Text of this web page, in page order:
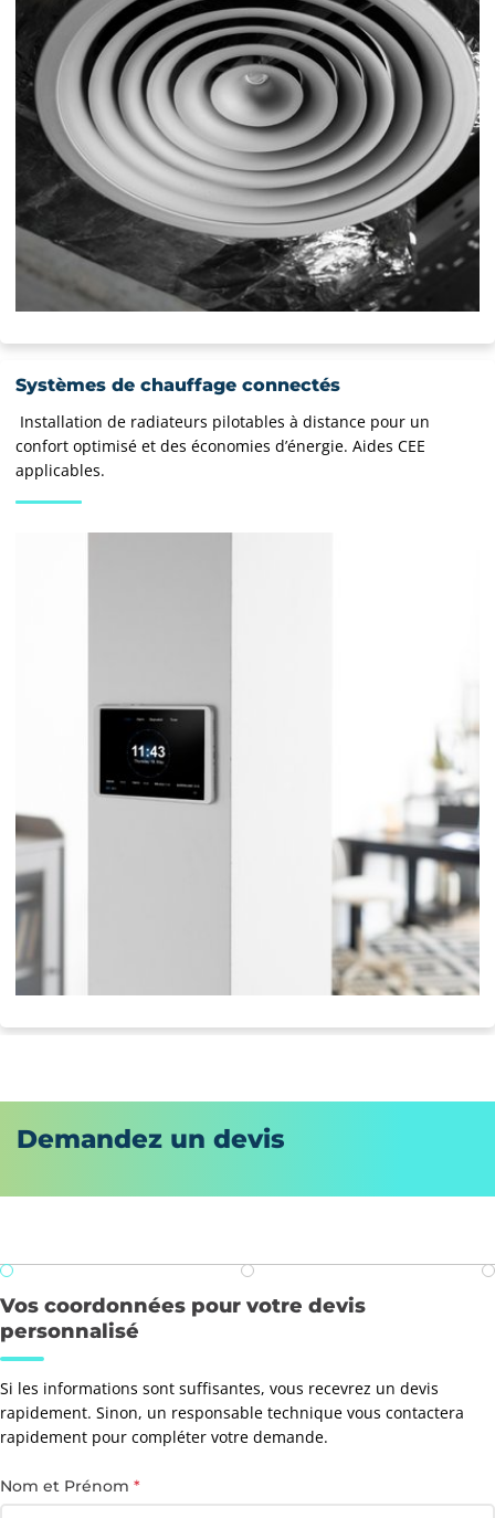
Systèmes de chauffage connectés
Installation de radiateurs pilotables à distance pour un
confort optimisé et des économies d’énergie. Aides CEE
applicables.
Demandez un devis
Vos coordonnées pour votre devis
personnalisé
Si les informations sont suffisantes, vous recevrez un devis
rapidement. Sinon, un responsable technique vous contactera
rapidement pour compléter votre demande.
Nom et Prénom *